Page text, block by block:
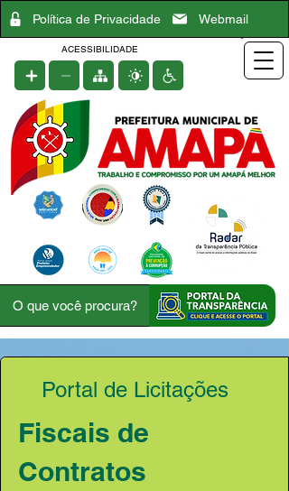
Política de Privacidade Webmail
ACESSIBILIDADE
Portal de Licitações
Fiscais de
Contratos